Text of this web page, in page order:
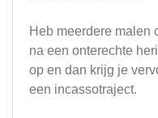
Heb meerdere malen
na een onterechte
op en dan krijg je
een incassotraject.